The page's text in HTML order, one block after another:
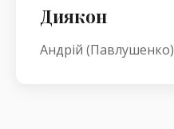
Диякон
Андрій (Павлушенко)